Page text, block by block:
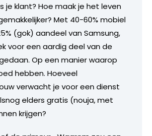
je klant? Hoe maak je het leven
Met 40-60% mobiel
(gok) aandeel van Samsung,
voor een aardig deel van de
Op een manier waarop
hebben. Hoeveel
verwacht je voor een dienst
elders gratis (nouja, met
krijgen?